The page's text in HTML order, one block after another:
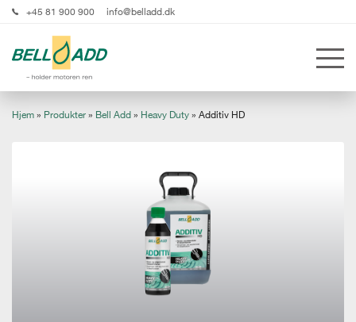
+45 81 900 900 info@belladd.dk
Hjem » Produkter » Bell Add » Heavy Duty » Additiv HD